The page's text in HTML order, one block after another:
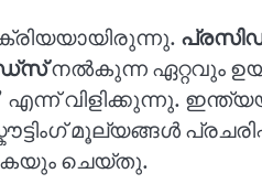
നൽകുന്ന ഏറ്റവും
എന്ന് വിളിക്കുന്നു.
മൂല്യങ്ങൾ
ചെയ്തു.